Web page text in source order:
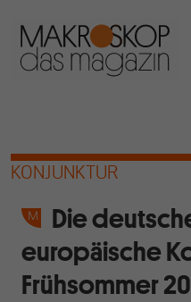
KONJUNKTUR
Die
europäische
Frühsommer